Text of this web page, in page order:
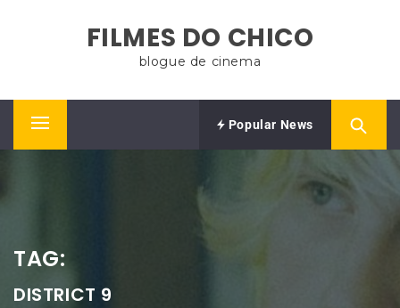
FILMES DO CHICO
blogue de cinema
Primary
Popular News
TAG:
DISTRICT 9